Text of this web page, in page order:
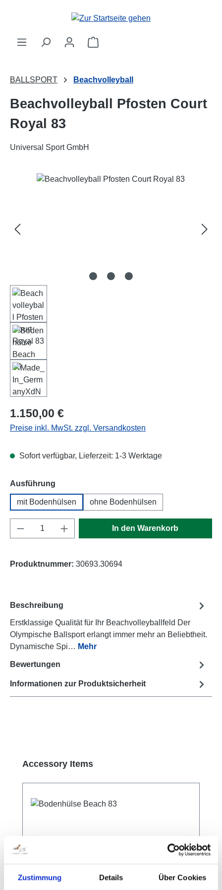
Zustimmung Details Über Cookies
Zum Hauptinhalt springen
Warenkorb enthält 0 Positionen.
BALLSPORT Beachvolleyball
Beachvolleyball Pfosten Court
Royal 83
Universal Sport GmbH
Bildergalerie überspringen
Regulärer Preis:
1.150,00 €
Preise inkl. MwSt. zzgl. Versandkosten
Sofort verfügbar, Lieferzeit: 1-3 Werktage
Ausführung
mit Bodenhülsen ohne Bodenhülsen
Produkt Anzahl: Gib den gewünschten
In den Warenkorb
Produktnummer: 30693.30694
Beschreibung
Erstklassige Qualität für Ihr Beachvolleyballfeld Der
Olympische Ballsport erlangt immer mehr an Beliebtheit.
Dynamische Spi… Mehr
Bewertungen
Informationen zur Produktsicherheit
Produktgalerie überspringen
Accessory Items